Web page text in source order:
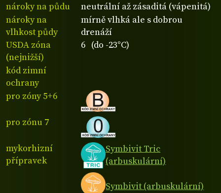
nároky na půdu
neutrální až zásaditá (vápenitá)
nároky na
vlhkost půdy
mírně vlhká ale s dobrou
drenáží
USDA zóna
(nejnižší)
6 (do -23°C)
kód zimní
ochrany
pro zóny 5+6
pro zónu 7
mykorhizní
přípravek
Symbivit Tric
(arbuskulární)
Symbivit (arbuskulární)